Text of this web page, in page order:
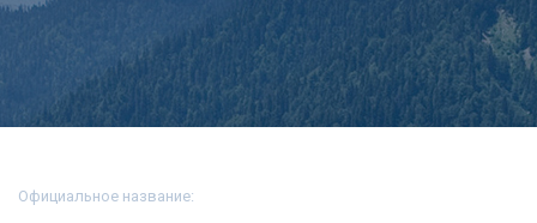
Официальное название: